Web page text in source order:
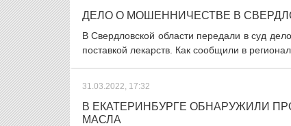
ДЕЛО О МОШЕННИЧЕСТВЕ В
В Свердловской области передали в суд
поставкой лекарств. Как сообщили в
31.03.2022, 17:32
В ЕКАТЕРИНБУРГЕ ОБНАРУЖИЛИ
МАСЛА